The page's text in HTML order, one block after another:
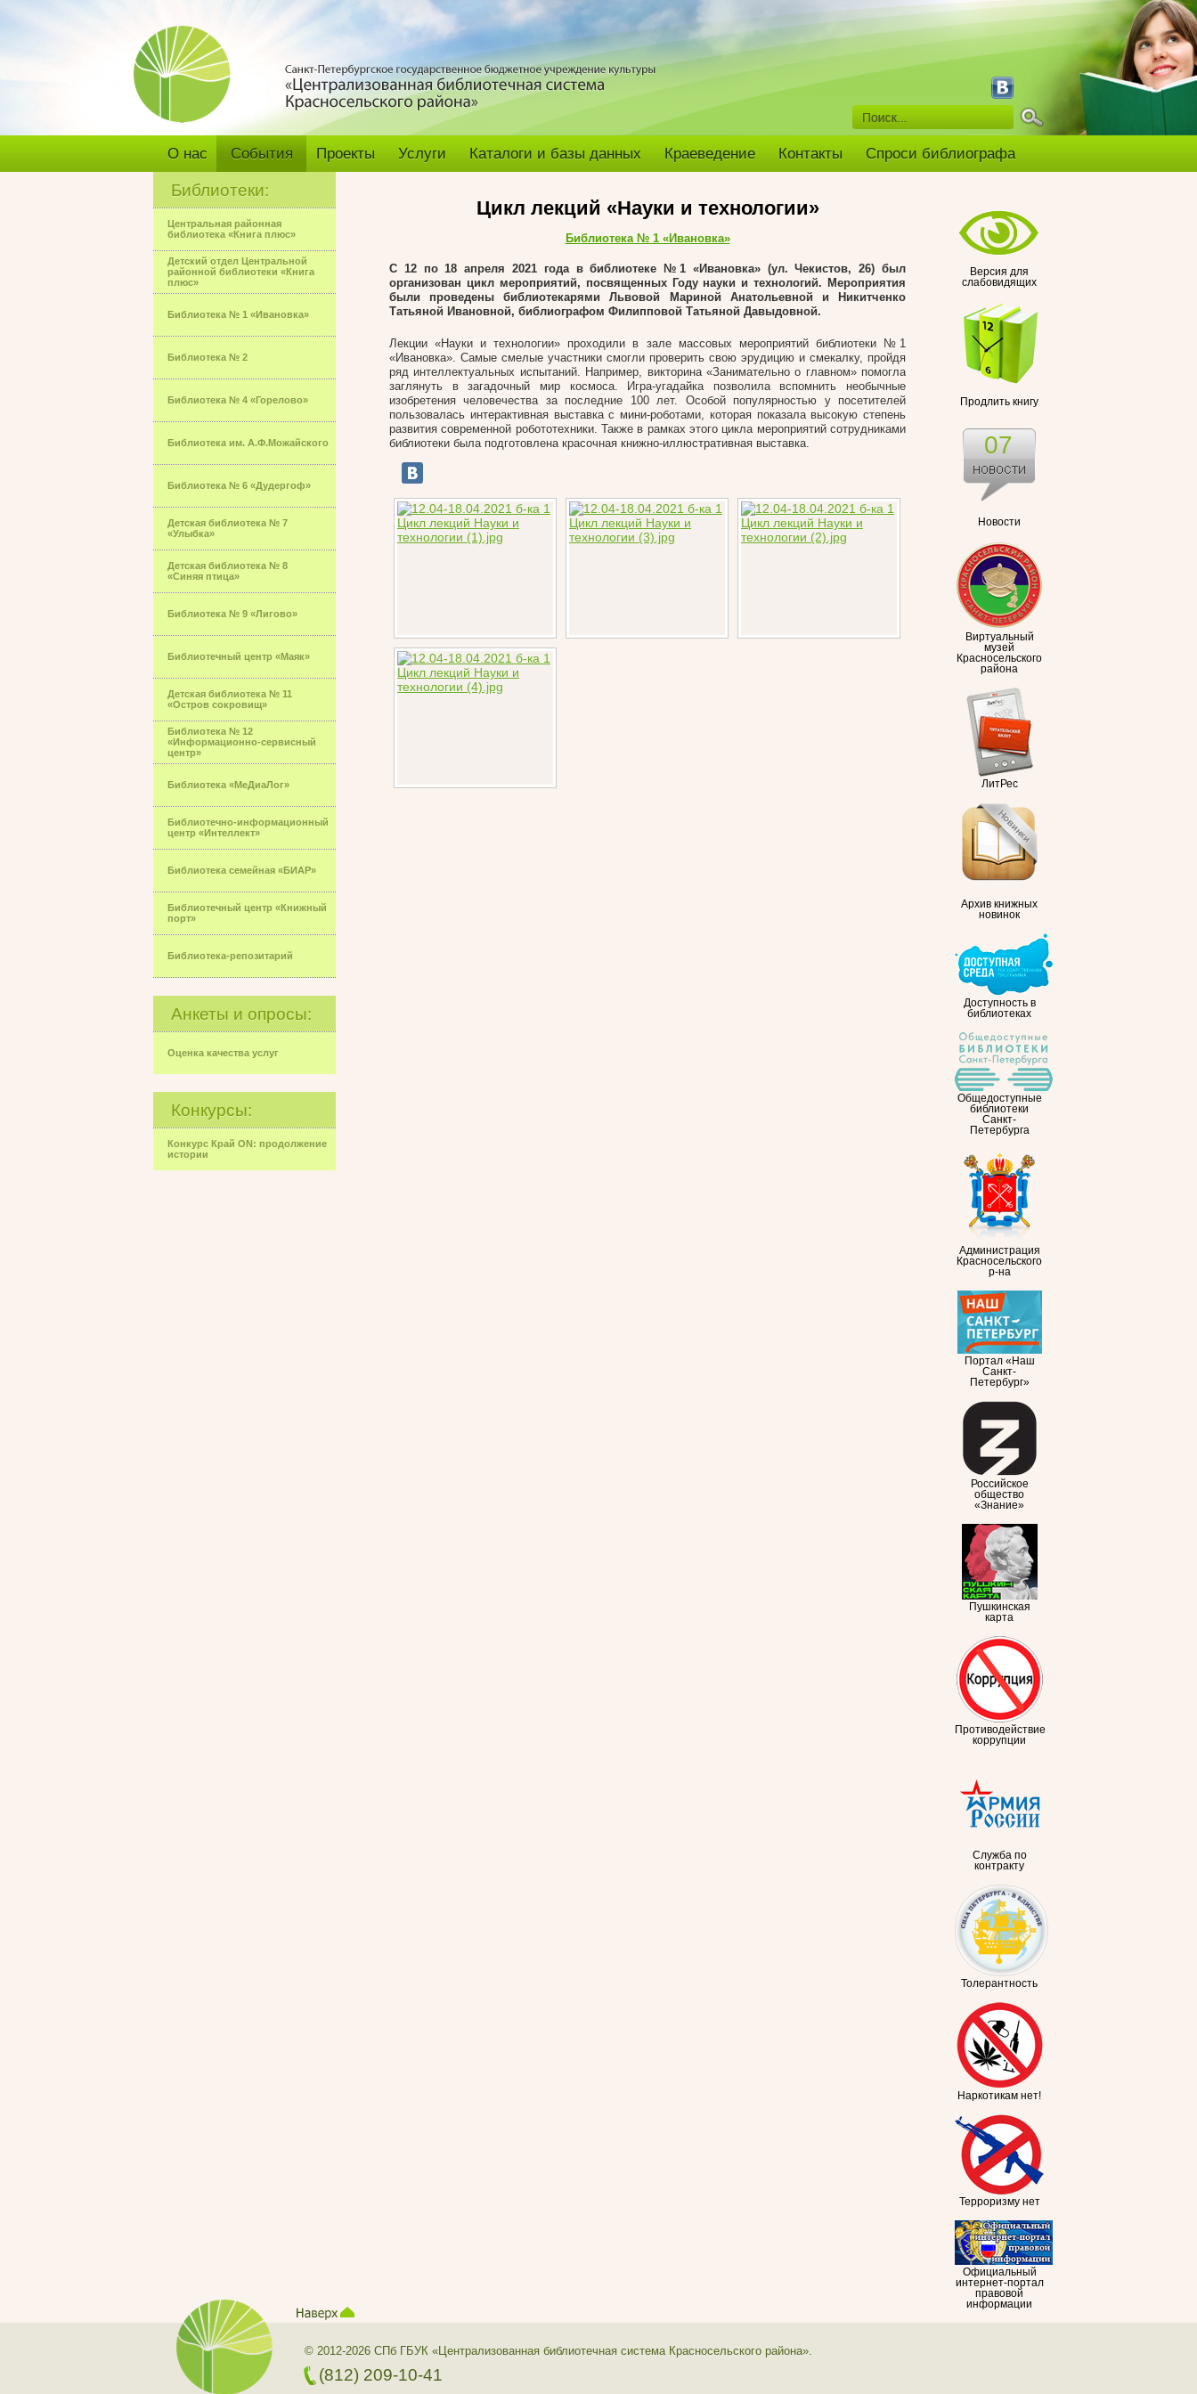
О нас События Проекты Услуги Каталоги и базы данных Краеведение Контакты Спроси библиографа
Библиотеки:
Центральная районная
библиотека «Книга плюс»
Детский отдел Центральной
районной библиотеки «Книга
плюс»
Библиотека № 1 «Ивановка»
Библиотека № 2
Библиотека № 4 «Горелово»
Библиотека им. А.Ф.Можайского
Библиотека № 6 «Дудергоф»
Детская библиотека № 7
«Улыбка»
Детская библиотека № 8
«Синяя птица»
Библиотека № 9 «Лигово»
Библиотечный центр «Маяк»
Детская библиотека № 11
«Остров сокровищ»
Библиотека № 12
«Информационно-сервисный
центр»
Библиотека «МеДиаЛог»
Библиотечно-информационный
центр «Интеллект»
Библиотека семейная «БИАР»
Библиотечный центр «Книжный
порт»
Библиотека-репозитарий
Анкеты и опросы:
Оценка качества услуг
Конкурсы:
Конкурс Край ON: продолжение
истории
Версия для
слабовидящих
Продлить книгу
Новости
07
Виртуальный
музей
Красносельского
района
ЛитРес
Архив книжных
новинок
Доступность в
библиотеках
Общедоступные
библиотеки
Санкт-
Петербурга
Администрация
Красносельского
р-на
Портал «Наш
Санкт-
Петербург»
Российское
общество
«Знание»
Пушкинская
карта
Противодействие
коррупции
Служба по
контракту
Толерантность
Наркотикам нет!
Терроризму нет
Официальный
интернет-портал
правовой
информации
Цикл лекций «Науки и технологии»
Библиотека № 1 «Ивановка»
С 12 по 18 апреля 2021 года в библиотеке №1 «Ивановка» (ул. Чекистов, 26) был
организован цикл мероприятий, посвященных Году науки и технологий. Мероприятия
были проведены библиотекарями Львовой Мариной Анатольевной и Никитченко
Татьяной Ивановной, библиографом Филипповой Татьяной Давыдовной.
Лекции «Науки и технологии» проходили в зале массовых мероприятий библиотеки №1
«Ивановка». Самые смелые участники смогли проверить свою эрудицию и смекалку, пройдя
ряд интеллектуальных испытаний. Например, викторина «Занимательно о главном» помогла
заглянуть в загадочный мир космоса. Игра-угадайка позволила вспомнить необычные
изобретения человечества за последние 100 лет. Особой популярностью у посетителей
пользовалась интерактивная выставка с мини-роботами, которая показала высокую степень
развития современной робототехники. Также в рамках этого цикла мероприятий сотрудниками
библиотеки была подготовлена красочная книжно-иллюстративная выставка.
© 2012-2026 СПб ГБУК «Централизованная библиотечная система Красносельского района».
(812) 209-10-41